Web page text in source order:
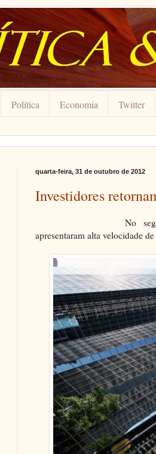
Política Economia Twitter
quarta-feira, 31 de outubro de 2012
Investidores
No
apresentaram alta velocidade